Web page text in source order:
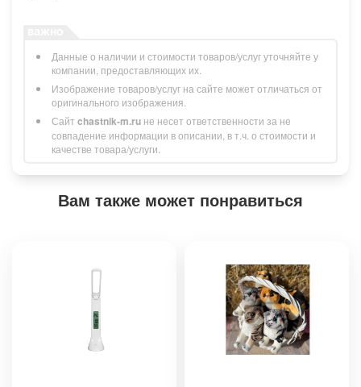
Данные о наличии и стоимости товаров/услуг уточняйте у
компании, предоставляющих их.
Изображение товаров/услуг на сайте может отличаться от
оригинального изображения.
Сайт chastnik-m.ru не несет ответственности за не
совпадение информации в описании, в т.ч. о стоимости и
качестве товара/услуги.
Вам также может понравиться